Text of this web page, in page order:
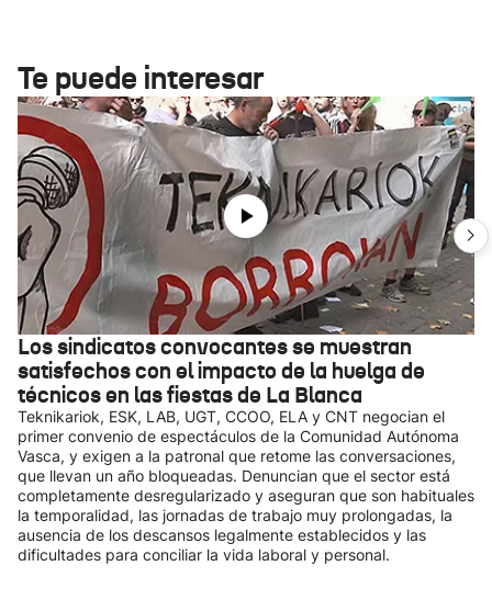
Te puede interesar
Los sindicatos convocantes se muestran
satisfechos con el impacto de la huelga de
técnicos en las fiestas de La Blanca
Teknikariok, ESK, LAB, UGT, CCOO, ELA y CNT negocian el
primer convenio de espectáculos de la Comunidad Autónoma
Vasca, y exigen a la patronal que retome las conversaciones,
que llevan un año bloqueadas. Denuncian que el sector está
completamente desregularizado y aseguran que son habituales
la temporalidad, las jornadas de trabajo muy prolongadas, la
ausencia de los descansos legalmente establecidos y las
dificultades para conciliar la vida laboral y personal.